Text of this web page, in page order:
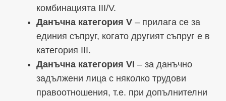
комбинацията III/V.
Данъчна категория V – прилага се за
единия съпруг, когато другият съпруг е в
категория III.
Данъчна категория VI – за данъчно
задължени лица с няколко трудови
правоотношения, т.е. при допълнителни